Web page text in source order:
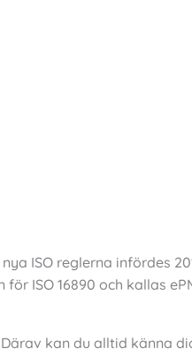
ISO reglerna infördes
ISO 16890 och kallas
kan du alltid känna